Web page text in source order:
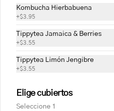
Cobertura
Preguntas frecuentes
Política de Privacidad Cassolette
Términos y condiciones Cassolette
Términos y condiciones
Política de privacidad
Redes sociales
Kombucha Hierbabuena
+$3.95
Tippytea Jamaica & Berries
+$3.55
Tippytea Limón Jengibre
+$3.55
Elige cubiertos
Seleccione 1